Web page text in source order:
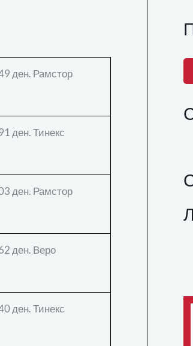
ден. Рамстор
ден. Тинекс
ден. Рамстор
ден. Веро
ден. Тинекс